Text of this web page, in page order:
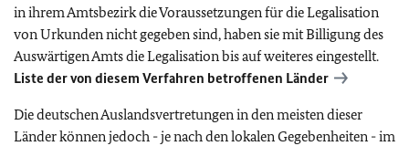
in ihrem Amtsbezirk die Voraussetzungen für die Legalisation
von Urkunden nicht gegeben sind, haben sie mit Billigung des
Auswärtigen Amts die Legalisation bis auf weiteres eingestellt.
Liste der von diesem Verfahren betroffenen Länder
Die deutschen Auslandsvertretungen in den meisten dieser
Länder können jedoch - je nach den lokalen Gegebenheiten - im